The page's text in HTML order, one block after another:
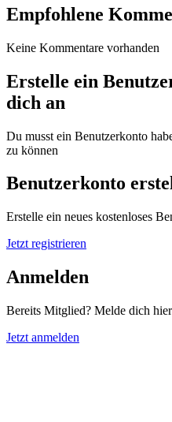
Empfohlene
Keine Kommentare vorhanden
Erstelle ein
dich an
Du musst ein Benutzerkonto
zu können
Benutzerkonto
Erstelle ein neues kostenloses
Jetzt registrieren
Anmelden
Bereits Mitglied? Melde dich
Jetzt anmelden